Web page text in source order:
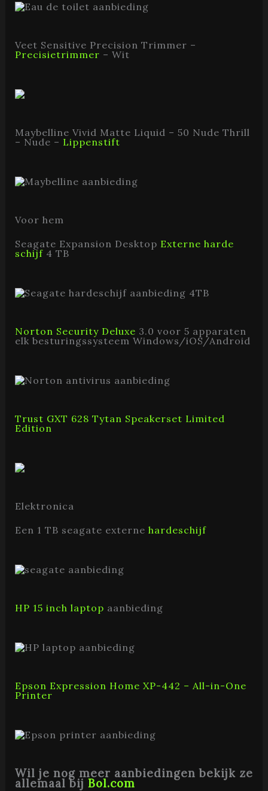
Veet Sensitive Precision Trimmer –
Precisietrimmer – Wit
Maybelline Vivid Matte Liquid – 50 Nude Thrill
– Nude – Lippenstift
Voor hem
Seagate Expansion Desktop Externe harde
schijf 4 TB
Norton Security Deluxe 3.0 voor 5 apparaten
elk besturingssysteem Windows/iOS/Android
Trust GXT 628 Tytan Speakerset Limited
Edition
Elektronica
Een 1 TB seagate externe hardeschijf
HP 15 inch laptop aanbieding
Epson Expression Home XP-442 – All-in-One
Printer
Wil je nog meer aanbiedingen bekijk ze
allemaal bij Bol.com